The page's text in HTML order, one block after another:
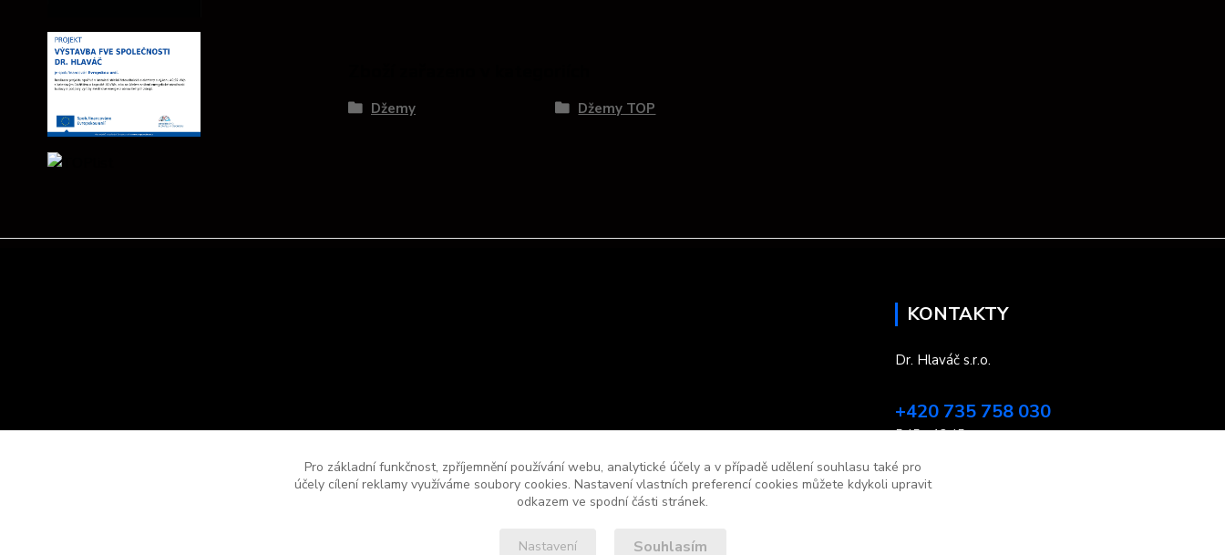
Džemy Džemy TOP
KONTAKTY
Dr. Hlaváč s.r.o.
+420 735 758 030
5:45 - 13:45
Pro základní funkčnost, zpříjemnění používání webu, analytické účely a v případě udělení souhlasu také pro
účely cílení reklamy využíváme soubory cookies. Nastavení vlastních preferencí cookies můžete kdykoli upravit
odkazem ve spodní části stránek.
Nastavení Souhlasím